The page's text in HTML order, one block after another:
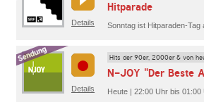
Details
Hitparade
Details
Hits der 90er, 2000er & von
N-JOY "Der Beste
Heute | 22:00 Uhr bis